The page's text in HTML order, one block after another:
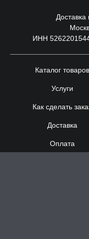
ИНН
Каталог товаров
Услуги
Как сделать
Доставка
Оплата